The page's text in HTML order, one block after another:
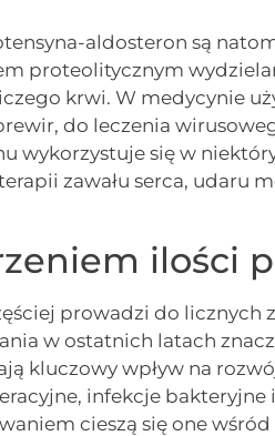
aldosteron są
proteolitycznym
krwi. W medycynie
do leczenia
wykorzystuje się w
zawału serca, udaru
ilości
prowadzi do licznych
w ostatnich latach
kluczowy wpływ na
infekcje bakteryjne
cieszą się one